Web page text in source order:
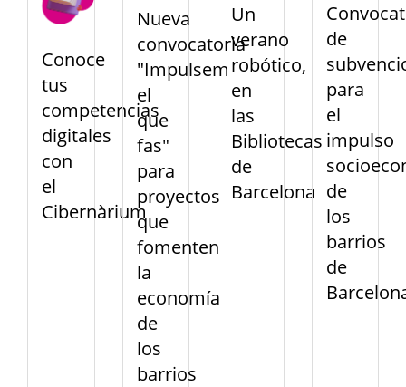
Conoce
tus
competencias
digitales
con
el
Cibernàrium
Nueva
convocatoria
"Impulsem
el
que
fas"
para
proyectos
que
fomenten
la
economía
de
los
barrios
Un
verano
robótico,
en
las
Bibliotecas
de
Barcelona
de
para
el
impulso
de
los
barrios
de